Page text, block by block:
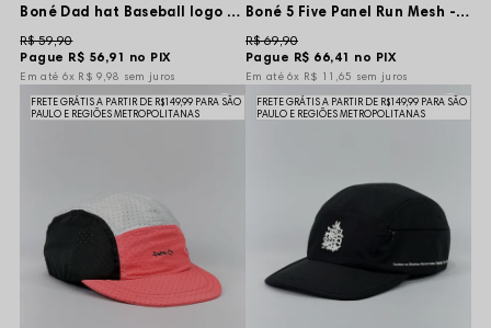
Boné Dad hat Baseball logo - Cinza
Pague R$ 56,91 no PIX
R$ 59,90
6x R$ 9,98 sem juros
Boné 5 Five Panel Run Mesh - Preto - Aba Curta e Flexível
Pague R$ 66,41 no PIX
R$ 69,90
6x R$ 11,65 sem juros
FRETE GRÁTIS A PARTIR DE R$149,99 PARA SÃO
PAULO E REGIÕES METROPOLITANAS
FRETE GRÁTIS A PARTIR DE R$149,99 PARA SÃO
PAULO E REGIÕES METROPOLITANAS